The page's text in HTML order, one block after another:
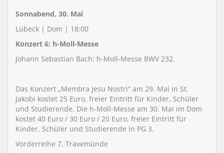
Sonnabend, 30. Mai
Lübeck | Dom | 18:00
Konzert 6: h-Moll-Messe
Johann Sebastian Bach: h-Moll-Messe BWV 232.
Das Konzert „Membra Jesu Nostri“ am 29. Mai in St.
Jakobi kostet 25 Euro, freier Eintritt für Kinder, Schüler
und Studierende. Die h-Moll-Messe am 30. Mai im Dom
kostet 40 Euro / 30 Euro / 20 Euro, freier Eintritt für
Kinder, Schüler und Studierende in PG 3.
Vorderreihe 7, Travemünde